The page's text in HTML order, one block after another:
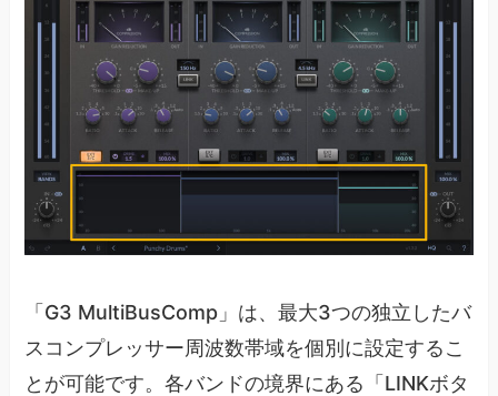
「G3 MultiBusComp」は、最大3つの独立したバ
スコンプレッサー周波数帯域を個別に設定するこ
とが可能です。各バンドの境界にある「LINKボタ